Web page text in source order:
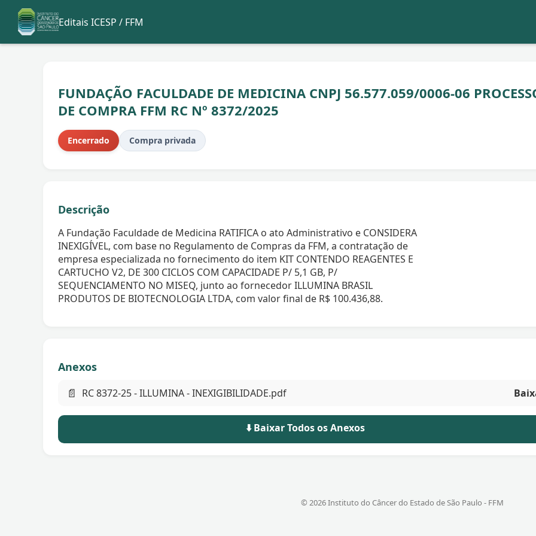
Editais ICESP / FFM
FUNDAÇÃO FACULDADE DE MEDICINA CNPJ 56.577.059/0006-06
DE COMPRA FFM RC Nº 8372/2025
Encerrado Compra privada
Descrição
A Fundação Faculdade de Medicina RATIFICA o ato Administrativo e CONSIDERA
INEXIGÍVEL, com base no Regulamento de Compras da FFM, a contratação de
empresa especializada no fornecimento do item KIT CONTENDO REAGENTES E
CARTUCHO V2, DE 300 CICLOS COM CAPACIDADE P/ 5,1 GB, P/
SEQUENCIAMENTO NO MISEQ, junto ao fornecedor ILLUMINA BRASIL
PRODUTOS DE BIOTECNOLOGIA LTDA, com valor final de R$ 100.436,88.
Anexos
📄 RC 8372-25 - ILLUMINA - INEXIGIBILIDADE.pdf
⬇️ Baixar Todos os Anexos
© 2026 Instituto do Câncer do Estado de São Paulo - FFM